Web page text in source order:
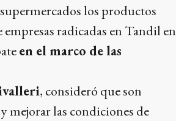
los productos
radicadas en Tandil en
en el marco de las
, consideró que son
mejorar las condiciones de